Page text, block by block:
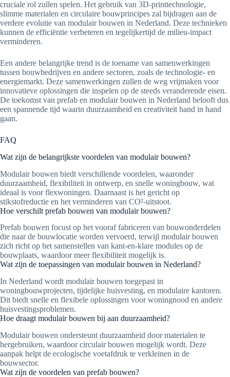
cruciale rol zullen spelen. Het gebruik van 3D-printtechnologie,
slimme materialen en circulaire bouwprincipes zal bijdragen aan de
verdere evolutie van modulair bouwen in Nederland. Deze technieken
kunnen de efficiëntie verbeteren en tegelijkertijd de milieu-impact
verminderen.
Een andere belangrijke trend is de toename van samenwerkingen
tussen bouwbedrijven en andere sectoren, zoals de technologie- en
energiemarkt. Deze samenwerkingen zullen de weg vrijmaken voor
innovatieve oplossingen die inspelen op de steeds veranderende eisen.
De toekomst van prefab en modulair bouwen in Nederland belooft dus
een spannende tijd waarin duurzaamheid en creativiteit hand in hand
gaan.
FAQ
Wat zijn de belangrijkste voordelen van modulair bouwen?
Modulair bouwen biedt verschillende voordelen, waaronder
duurzaamheid, flexibiliteit in ontwerp, en snelle woningbouw, wat
ideaal is voor flexwoningen. Daarnaast is het gericht op
stikstofreductie en het verminderen van CO²-uitstoot.
Hoe verschilt prefab bouwen van modulair bouwen?
Prefab bouwen focust op het vooraf fabriceren van bouwonderdelen
die naar de bouwlocatie worden vervoerd, terwijl modulair bouwen
zich richt op het samenstellen van kant-en-klare modules op de
bouwplaats, waardoor meer flexibiliteit mogelijk is.
Wat zijn de toepassingen van modulair bouwen in Nederland?
In Nederland wordt modulair bouwen toegepast in
woningbouwprojecten, tijdelijke huisvesting, en modulaire kantoren.
Dit biedt snelle en flexibele oplossingen voor woningnood en andere
huisvestingsproblemen.
Hoe draagt modulair bouwen bij aan duurzaamheid?
Modulair bouwen ondersteunt duurzaamheid door materialen te
hergebruiken, waardoor circulair bouwen mogelijk wordt. Deze
aanpak helpt de ecologische voetafdruk te verkleinen in de
bouwsector.
Wat zijn de voordelen van prefab bouwen?